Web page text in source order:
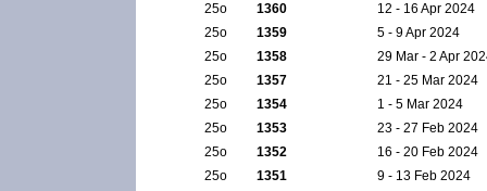
25ο
1360
12 - 16 Apr 2024
25ο
1359
5 - 9 Apr 2024
25ο
1358
29 Mar - 2 Apr
25ο
1357
21 - 25 Mar 2024
25ο
1354
1 - 5 Mar 2024
25ο
1353
23 - 27 Feb 2024
25ο
1352
16 - 20 Feb 2024
25ο
1351
9 - 13 Feb 2024